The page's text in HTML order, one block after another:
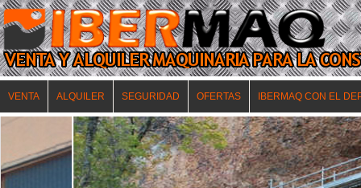
VENTA ALQUILER SEGURIDAD OFERTAS IBERMAQ CON EL